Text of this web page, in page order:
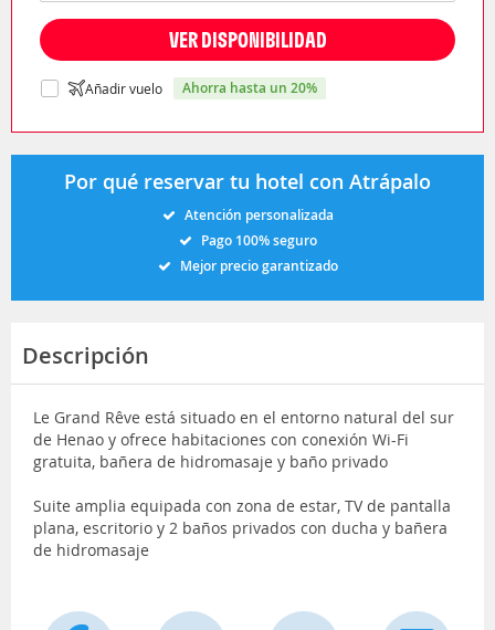
VER DISPONIBILIDAD
Añadir vuelo ahorra hasta un 20%
Por qué reservar tu hotel con Atrápalo
Atención personalizada
Pago 100% seguro
Mejor precio garantizado
Descripción
Le Grand Rêve está situado en el entorno natural del sur
de Henao y ofrece habitaciones con conexión Wi-Fi
gratuita, bañera de hidromasaje y baño privado
Suite amplia equipada con zona de estar, TV de pantalla
plana, escritorio y 2 baños privados con ducha y bañera
de hidromasaje